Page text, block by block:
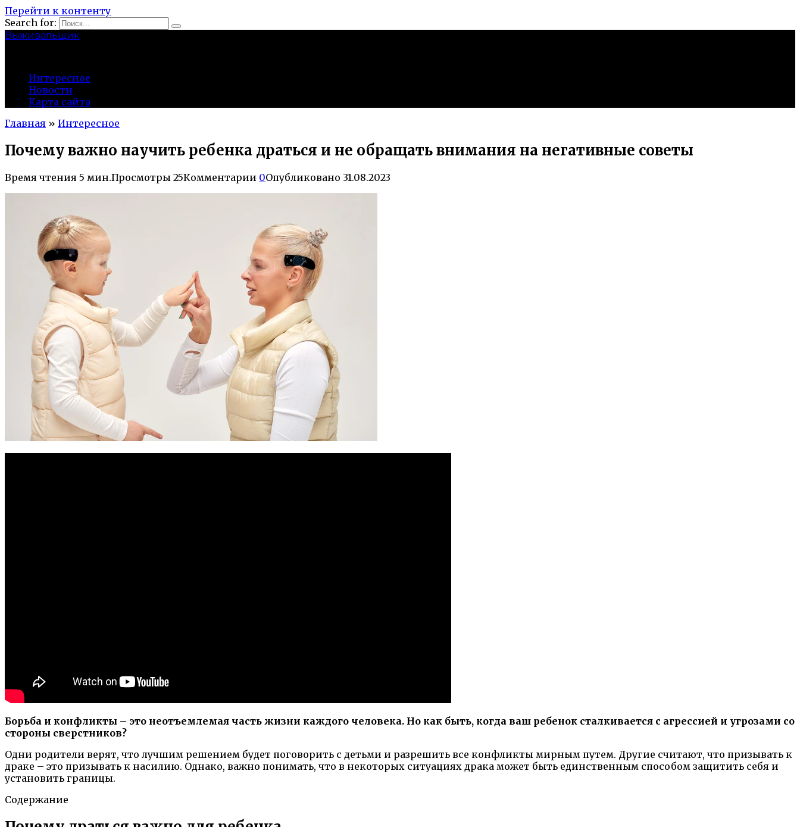
Перейти к контенту
Search for:
Выживальщик
Интересное
Новости
Карта сайта
Главная » Интересное
Почему важно научить ребенка драться и не обращать внимания на негативные советы
Время чтения 5 мин.Просмотры 25Комментарии 0Опубликовано 31.08.2023
Борьба и конфликты – это неотъемлемая часть жизни каждого человека. Но как быть, когда ваш ребенок сталкивается с агрессией и угрозами со
стороны сверстников?
Одни родители верят, что лучшим решением будет поговорить с детьми и разрешить все конфликты мирным путем. Другие считают, что призывать к
драке – это призывать к насилию. Однако, важно понимать, что в некоторых ситуациях драка может быть единственным способом защитить себя и
установить границы.
Содержание